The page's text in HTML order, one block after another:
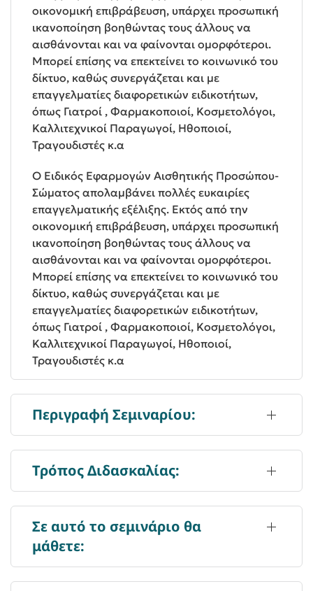
οικονομική επιβράβευση, υπάρχει προσωπική
ικανοποίηση βοηθώντας τους άλλους να
αισθάνονται και να φαίνονται ομορφότεροι.
Μπορεί επίσης να επεκτείνει το κοινωνικό του
δίκτυο, καθώς συνεργάζεται και με
επαγγελματίες διαφορετικών ειδικοτήτων,
όπως Γιατροί , Φαρμακοποιοί, Κοσμετολόγοι,
Καλλιτεχνικοί Παραγωγοί, Ηθοποιοί,
Τραγουδιστές κ.α
Ο Ειδικός Εφαρμογών Αισθητικής Προσώπου-
Σώματος απολαμβάνει πολλές ευκαιρίες
επαγγελματικής εξέλιξης. Εκτός από την
οικονομική επιβράβευση, υπάρχει προσωπική
ικανοποίηση βοηθώντας τους άλλους να
αισθάνονται και να φαίνονται ομορφότεροι.
Μπορεί επίσης να επεκτείνει το κοινωνικό του
δίκτυο, καθώς συνεργάζεται και με
επαγγελματίες διαφορετικών ειδικοτήτων,
όπως Γιατροί , Φαρμακοποιοί, Κοσμετολόγοι,
Καλλιτεχνικοί Παραγωγοί, Ηθοποιοί,
Τραγουδιστές κ.α
Περιγραφή Σεμιναρίου:
Τρόπος Διδασκαλίας:
Σε αυτό το σεμινάριο θα
μάθετε: